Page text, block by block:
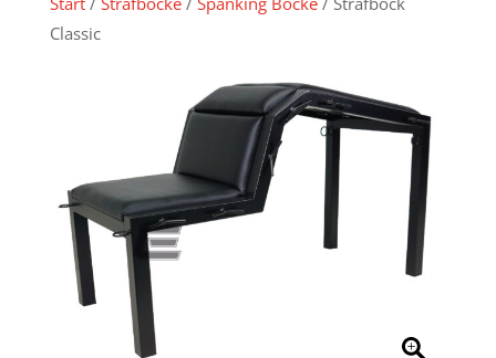
Classic